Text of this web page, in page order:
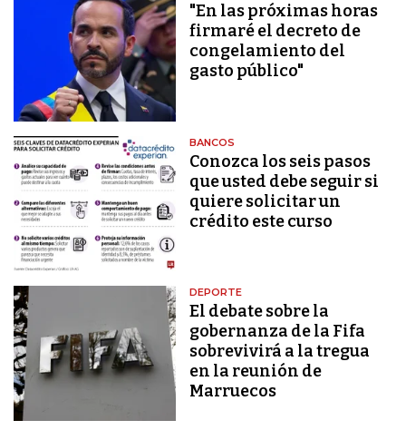
"En las próximas horas
firmaré el decreto de
congelamiento del
gasto público"
BANCOS
Conozca los seis pasos
que usted debe seguir si
quiere solicitar un
crédito este curso
DEPORTE
El debate sobre la
gobernanza de la Fifa
sobrevivirá a la tregua
en la reunión de
Marruecos